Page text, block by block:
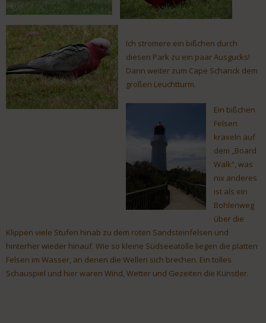
Ich stromere ein bißchen durch
diesen Park zu ein paar Ausgucks!
Dann weiter zum Cape Schanck dem
großen Leuchtturm.
Ein bißchen
Felsen
kraxeln auf
dem „Board
Walk“, was
nix anderes
ist als ein
Bohlenweg
über die
Klippen viele Stufen hinab zu dem roten Sandsteinfelsen und
hinterher wieder hinauf. Wie so kleine Südseeatolle liegen die platten
Felsen im Wasser, an denen die Wellen sich brechen. Ein tolles
Schauspiel und hier waren Wind, Wetter und Gezeiten die Künstler.